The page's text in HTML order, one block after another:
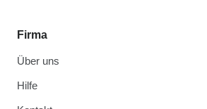
Firma
Über uns
Hilfe